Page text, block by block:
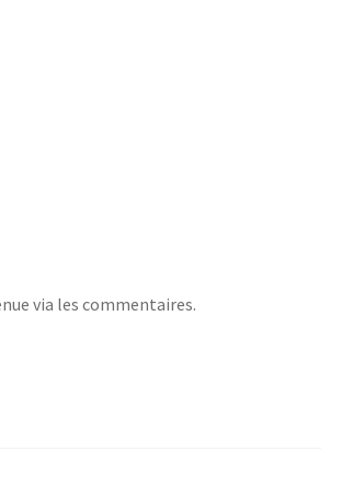
via les commentaires.